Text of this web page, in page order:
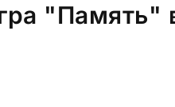
"Память"